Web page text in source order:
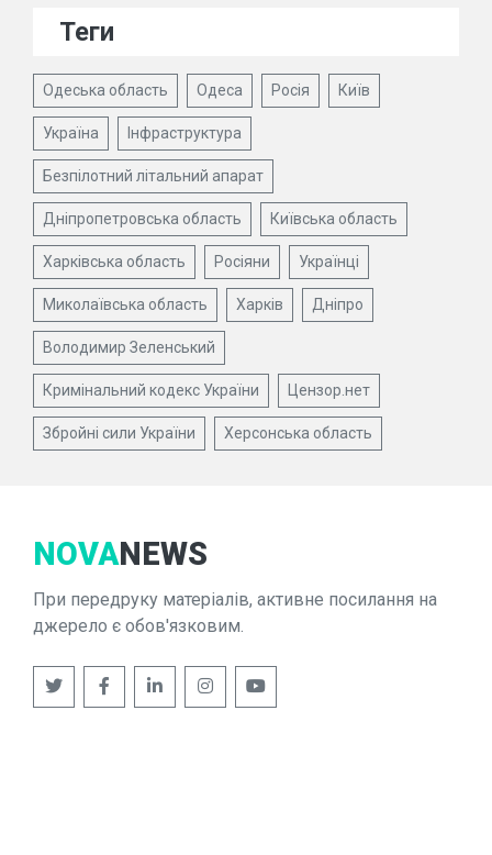
Теги
Одеська область Одеса Росія Київ
Україна Інфраструктура
Безпілотний літальний апарат
Дніпропетровська область Київська область
Харківська область Росіяни Українці
Миколаївська область Харків Дніпро
Володимир Зеленський
Кримінальний кодекс України Цензор.нет
Збройні сили України Херсонська область
NOVANEWS
При передруку матеріалів, активне посилання на
джерело є обов'язковим.